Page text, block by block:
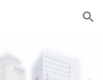
Skip to navigation